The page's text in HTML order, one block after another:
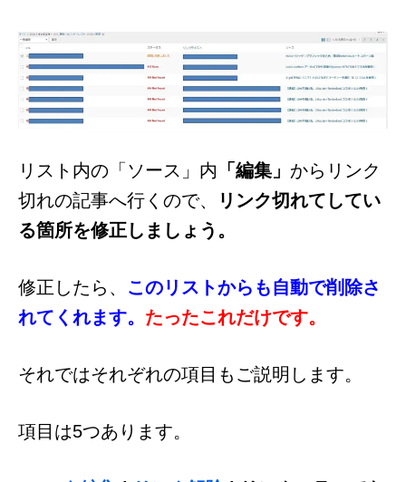
リスト内の「ソース」内 「編集」 からリンク
切れの記事へ行くので、
リンク切れてしてい
る箇所を修正しましょう。
修正したら、 このリストからも自動で削除さ
れてくれます。 たったこれだけです。
それではそれぞれの項目もご説明します。
項目は5つあります。